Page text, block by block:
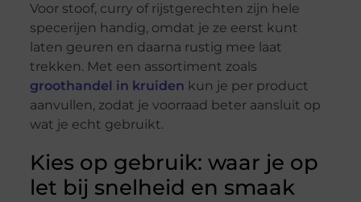
Voor stoof, curry of rijstgerechten zijn hele
specerijen handig, omdat je ze eerst kunt
laten geuren en daarna rustig mee laat
trekken. Met een assortiment zoals
groothandel in kruiden kun je per product
aanvullen, zodat je voorraad beter aansluit op
wat je echt gebruikt.
Kies op gebruik: waar je op
let bij snelheid en smaak